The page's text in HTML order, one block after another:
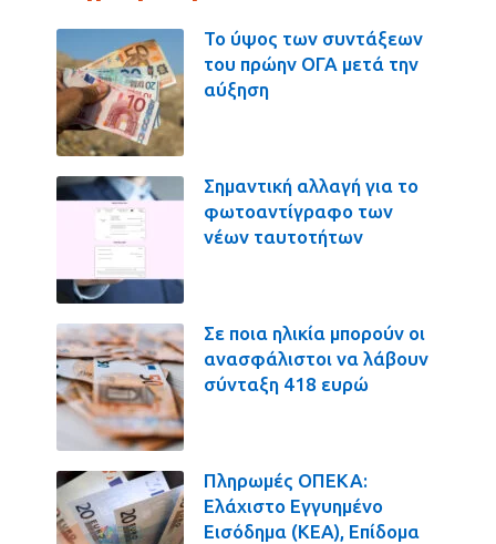
Το ύψος των συντάξεων
του πρώην ΟΓΑ μετά την
αύξηση
Σημαντική αλλαγή για το
φωτοαντίγραφο των
νέων ταυτοτήτων
Σε ποια ηλικία μπορούν οι
ανασφάλιστοι να λάβουν
σύνταξη 418 ευρώ
Πληρωμές ΟΠΕΚΑ:
Ελάχιστο Εγγυημένο
Εισόδημα (ΚΕΑ), Επίδομα